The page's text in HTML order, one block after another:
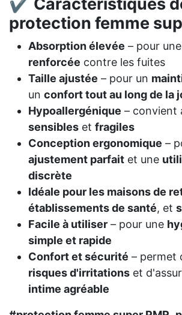
✔ Caractéristiques
protection femme
Absorption élevée – pour une
renforcée contre les fuites
Taille ajustée – pour un
un confort tout au long de la
Hypoallergénique – convient
sensibles et fragiles
Conception ergonomique –
ajustement parfait et une
discrète
Idéale pour les maisons de
établissements de santé, et
Facile à utiliser – pour une
simple et rapide
Confort et sécurité – permet
risques d'irritations et
intime agréable